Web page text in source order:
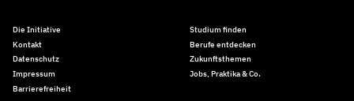
Die Initiative
Kontakt
Datenschutz
Impressum
Barrierefreiheit
Studium finden
Berufe entdecken
Zukunftsthemen
Jobs, Praktika & Co.